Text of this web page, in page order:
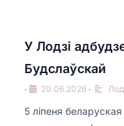
У Лодзі
Будслаўскай
• 20.06.2026 •
5 ліпеня